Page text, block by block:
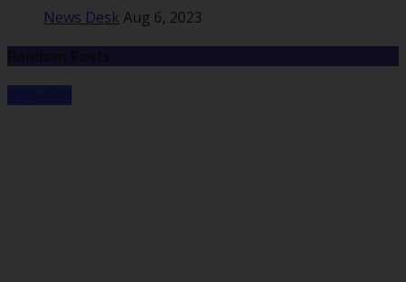
News Desk Aug 6, 2023